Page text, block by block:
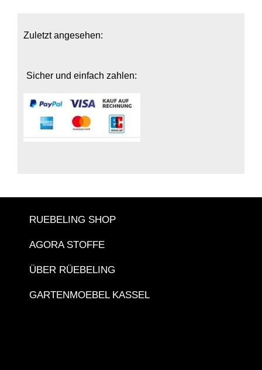
Zuletzt angesehen:
Sicher und einfach zahlen:
RUEBELING SHOP
AGORA STOFFE
ÜBER RÜEBELING
GARTENMOEBEL KASSEL